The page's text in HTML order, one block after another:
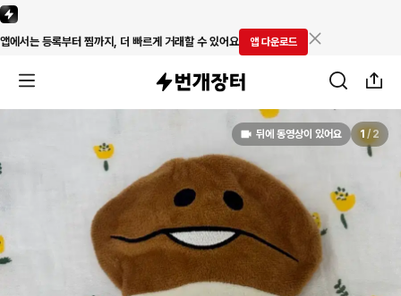
앱에서는 등록부터 찜까지, 더 빠르게 거래할 수 있어요 앱 다운로드
뒤에 동영상이 있어요 1 / 2